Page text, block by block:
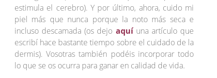
estimula el cerebro). Y por último, ahora, cuido mi
piel más que nunca porque la noto más seca e
incluso descamada (os dejo aquíuna artículo que
escribí hace bastante tiempo sobre el cuidado de la
dermis). Vosotras también podéis incorporar todo
lo que se os ocurra para ganar en calidad de vida.